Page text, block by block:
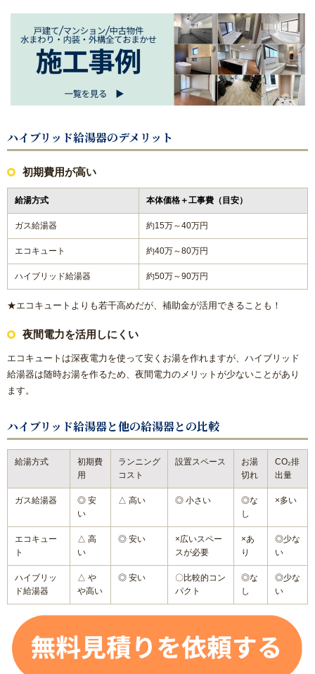
クロス（壁紙）張り替えリフォーム
【リフォーム】よくあるご質問
失敗したくない！リフォームで後悔しないための業者の選び
方
リフォームで意外に高額になる理由と費用を抑える具体策
水まわり機器人気リフォームメーカー
水まわりリフォーム 人気ランキング
概算見積もり
【マンション向け】大特価セット
【戸建て向け】大特価セット
【数量限定3台】大特価キッチン
【数量限定3台】大特価トイレ
激安！プチリフォーム
会社概要
キャンペーン商品
福岡でリフォーム協力業者を募集しています！
福岡市リフォーム補助金情報｜2025年住宅省エネキャンペー
ン対応
ハイブリッド給湯器のデメリット
初期費用が高い
給湯方式 本体価格＋工事費（目安）
ガス給湯器 約15万～40万円
エコキュート 約40万～80万円
ハイブリッド給湯器 約50万～90万円
★エコキュートよりも若干高めだが、補助金が活用できることも！
夜間電力を活用しにくい
エコキュートは深夜電力を使って安くお湯を作れますが、ハイブリッド
給湯器は随時お湯を作るため、夜間電力のメリットが少ないことがあり
ます。
ハイブリッド給湯器と他の給湯器との比較
給湯方式
初期費
用
ランニング
コスト
設置スペース
お湯
切れ
CO₂排
出量
ガス給湯器
◎ 安
い
△ 高い ◎ 小さい
◎な
し
×多い
エコキュー
ト
△ 高
い
◎ 安い
×広いスペー
スが必要
×あ
り
◎少な
い
ハイブリッ
ド給湯器
△ や
や高い
◎ 安い
〇比較的コン
パクト
◎な
し
◎少な
い